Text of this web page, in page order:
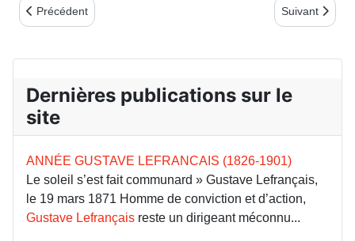
Article précédent : essai bulletin
Précédent Article
Suivant
Dernières publications sur le
site
ANNÉE GUSTAVE LEFRANCAIS (1826-1901)
Le soleil s’est fait communard » Gustave Lefrançais,
le 19 mars 1871 Homme de conviction et d’action,
Gustave Lefrançais reste un dirigeant méconnu...